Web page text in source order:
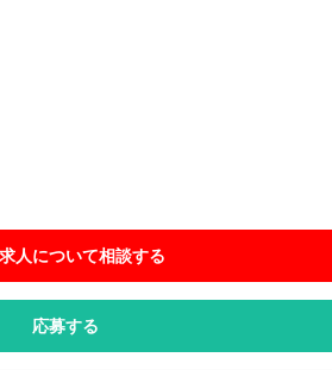
人について相談する
応募する